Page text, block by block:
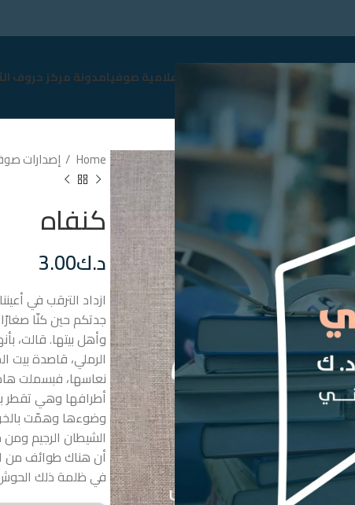
الرئيسية إعلامية صوفيامدونة مركز حروف
Home إصدارات
كنفاه
د.ك3.00
ازداد الترقب في
جدتكم حين كنّا
وأهل بيتها. قالت،
الرملي، قاصدة بيت
نعاسها، فبسملت
أطرافها وهي تقطر
وضوءها وهمّت
الشيطان الرجيم
أن هناك طوائف من
في ظلمة ذلك